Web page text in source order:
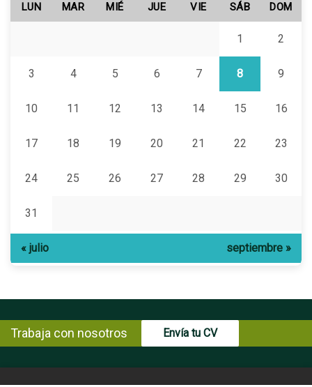
LUN MAR MIÉ JUE VIE SÁB DOM
1 2
3 4 5 6 7 8 9
10 11 12 13 14 15 16
17 18 19 20 21 22 23
24 25 26 27 28 29 30
31
« julio septiembre »
Trabaja con nosotros Envía tu CV